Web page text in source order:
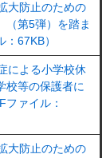
大防止のための
（第5弾）を踏ま
67KB）
による小学校休
校等の保護者に
ァイル：
大防止のための